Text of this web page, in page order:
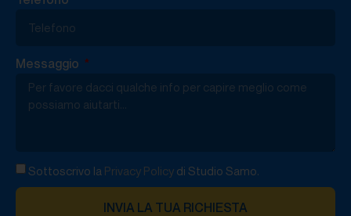
Messaggio
Sottoscrivo la Privacy Policy di Studio Samo.
INVIA LA TUA RICHIESTA